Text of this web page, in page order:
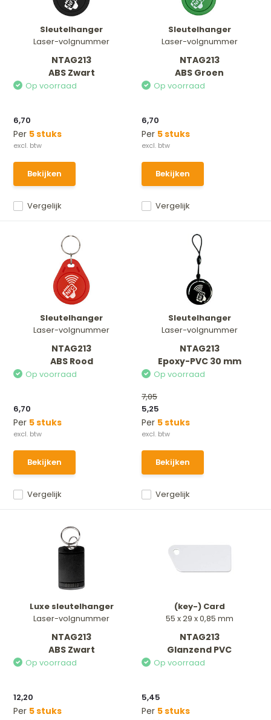
Sleutelhanger
Laser-volgnummer
NTAG213
ABS Zwart
Vergelijk
Op voorraad
6,70
Per 5 stuks
Bekijken
Sleutelhanger
Laser-volgnummer
NTAG213
ABS Groen
Vergelijk
Op voorraad
6,70
Per 5 stuks
Bekijken
Sleutelhanger
Laser-volgnummer
NTAG213
ABS Rood
Vergelijk
Op voorraad
6,70
Per 5 stuks
Bekijken
Sleutelhanger
Laser-volgnummer
NTAG213
Epoxy-PVC 30 mm
Vergelijk
Op voorraad
7,05
5,25
Per 5 stuks
Bekijken
Luxe sleutelhanger
Laser-volgnummer
NTAG213
ABS Zwart
Op voorraad
12,20
Per 5 stuks
(key-) Card
55 x 29 x 0,85 mm
NTAG213
Glanzend PVC
Op voorraad
5,45
Per 5 stuks